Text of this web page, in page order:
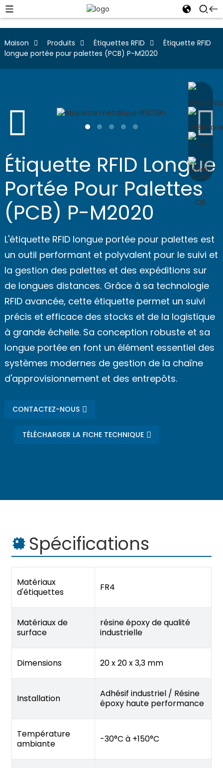
Maison Produits Étiquettes RFID
Étiquette RFID
longue portée pour palettes (PCB) P-M2020
Étiquette RFID Longue
Portée Pour Palettes
(PCB) P-M2020
L'étiquette RFID longue portée pour palettes est
un outil performant et polyvalent pour le suivi et
la gestion des palettes et des expéditions sur
de longues distances. Grâce à sa technologie
RFID avancée, cette étiquette permet un suivi
précis et efficace des stocks et de la logistique
à grande échelle. Sa conception robuste et sa
longue portée en font un élément essentiel des
systèmes modernes de gestion de la chaîne
d'approvisionnement et des entrepôts.
CONTACTEZ-NOUS
TÉLÉCHARGER LA FICHE TECHNIQUE
Spécifications
Matériaux
d'étiquettes
FR4
Matériaux de
surface
résine époxy de qualité
industrielle
Dimensions 20 x 20 x 3,3 mm
Installation
Adhésif industriel / Résine
époxy haute performance
Température
ambiante
-30°C à +150°C